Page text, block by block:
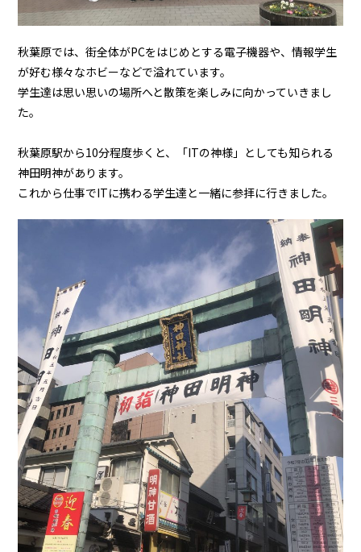
秋葉原では、街全体がPCをはじめとする電子機器や、情報学生
が好む様々なホビーなどで溢れています。
学生達は思い思いの場所へと散策を楽しみに向かっていきまし
た。
秋葉原駅から10分程度歩くと、「ITの神様」としても知られる
神田明神があります。
これから仕事でITに携わる学生達と一緒に参拝に行きました。